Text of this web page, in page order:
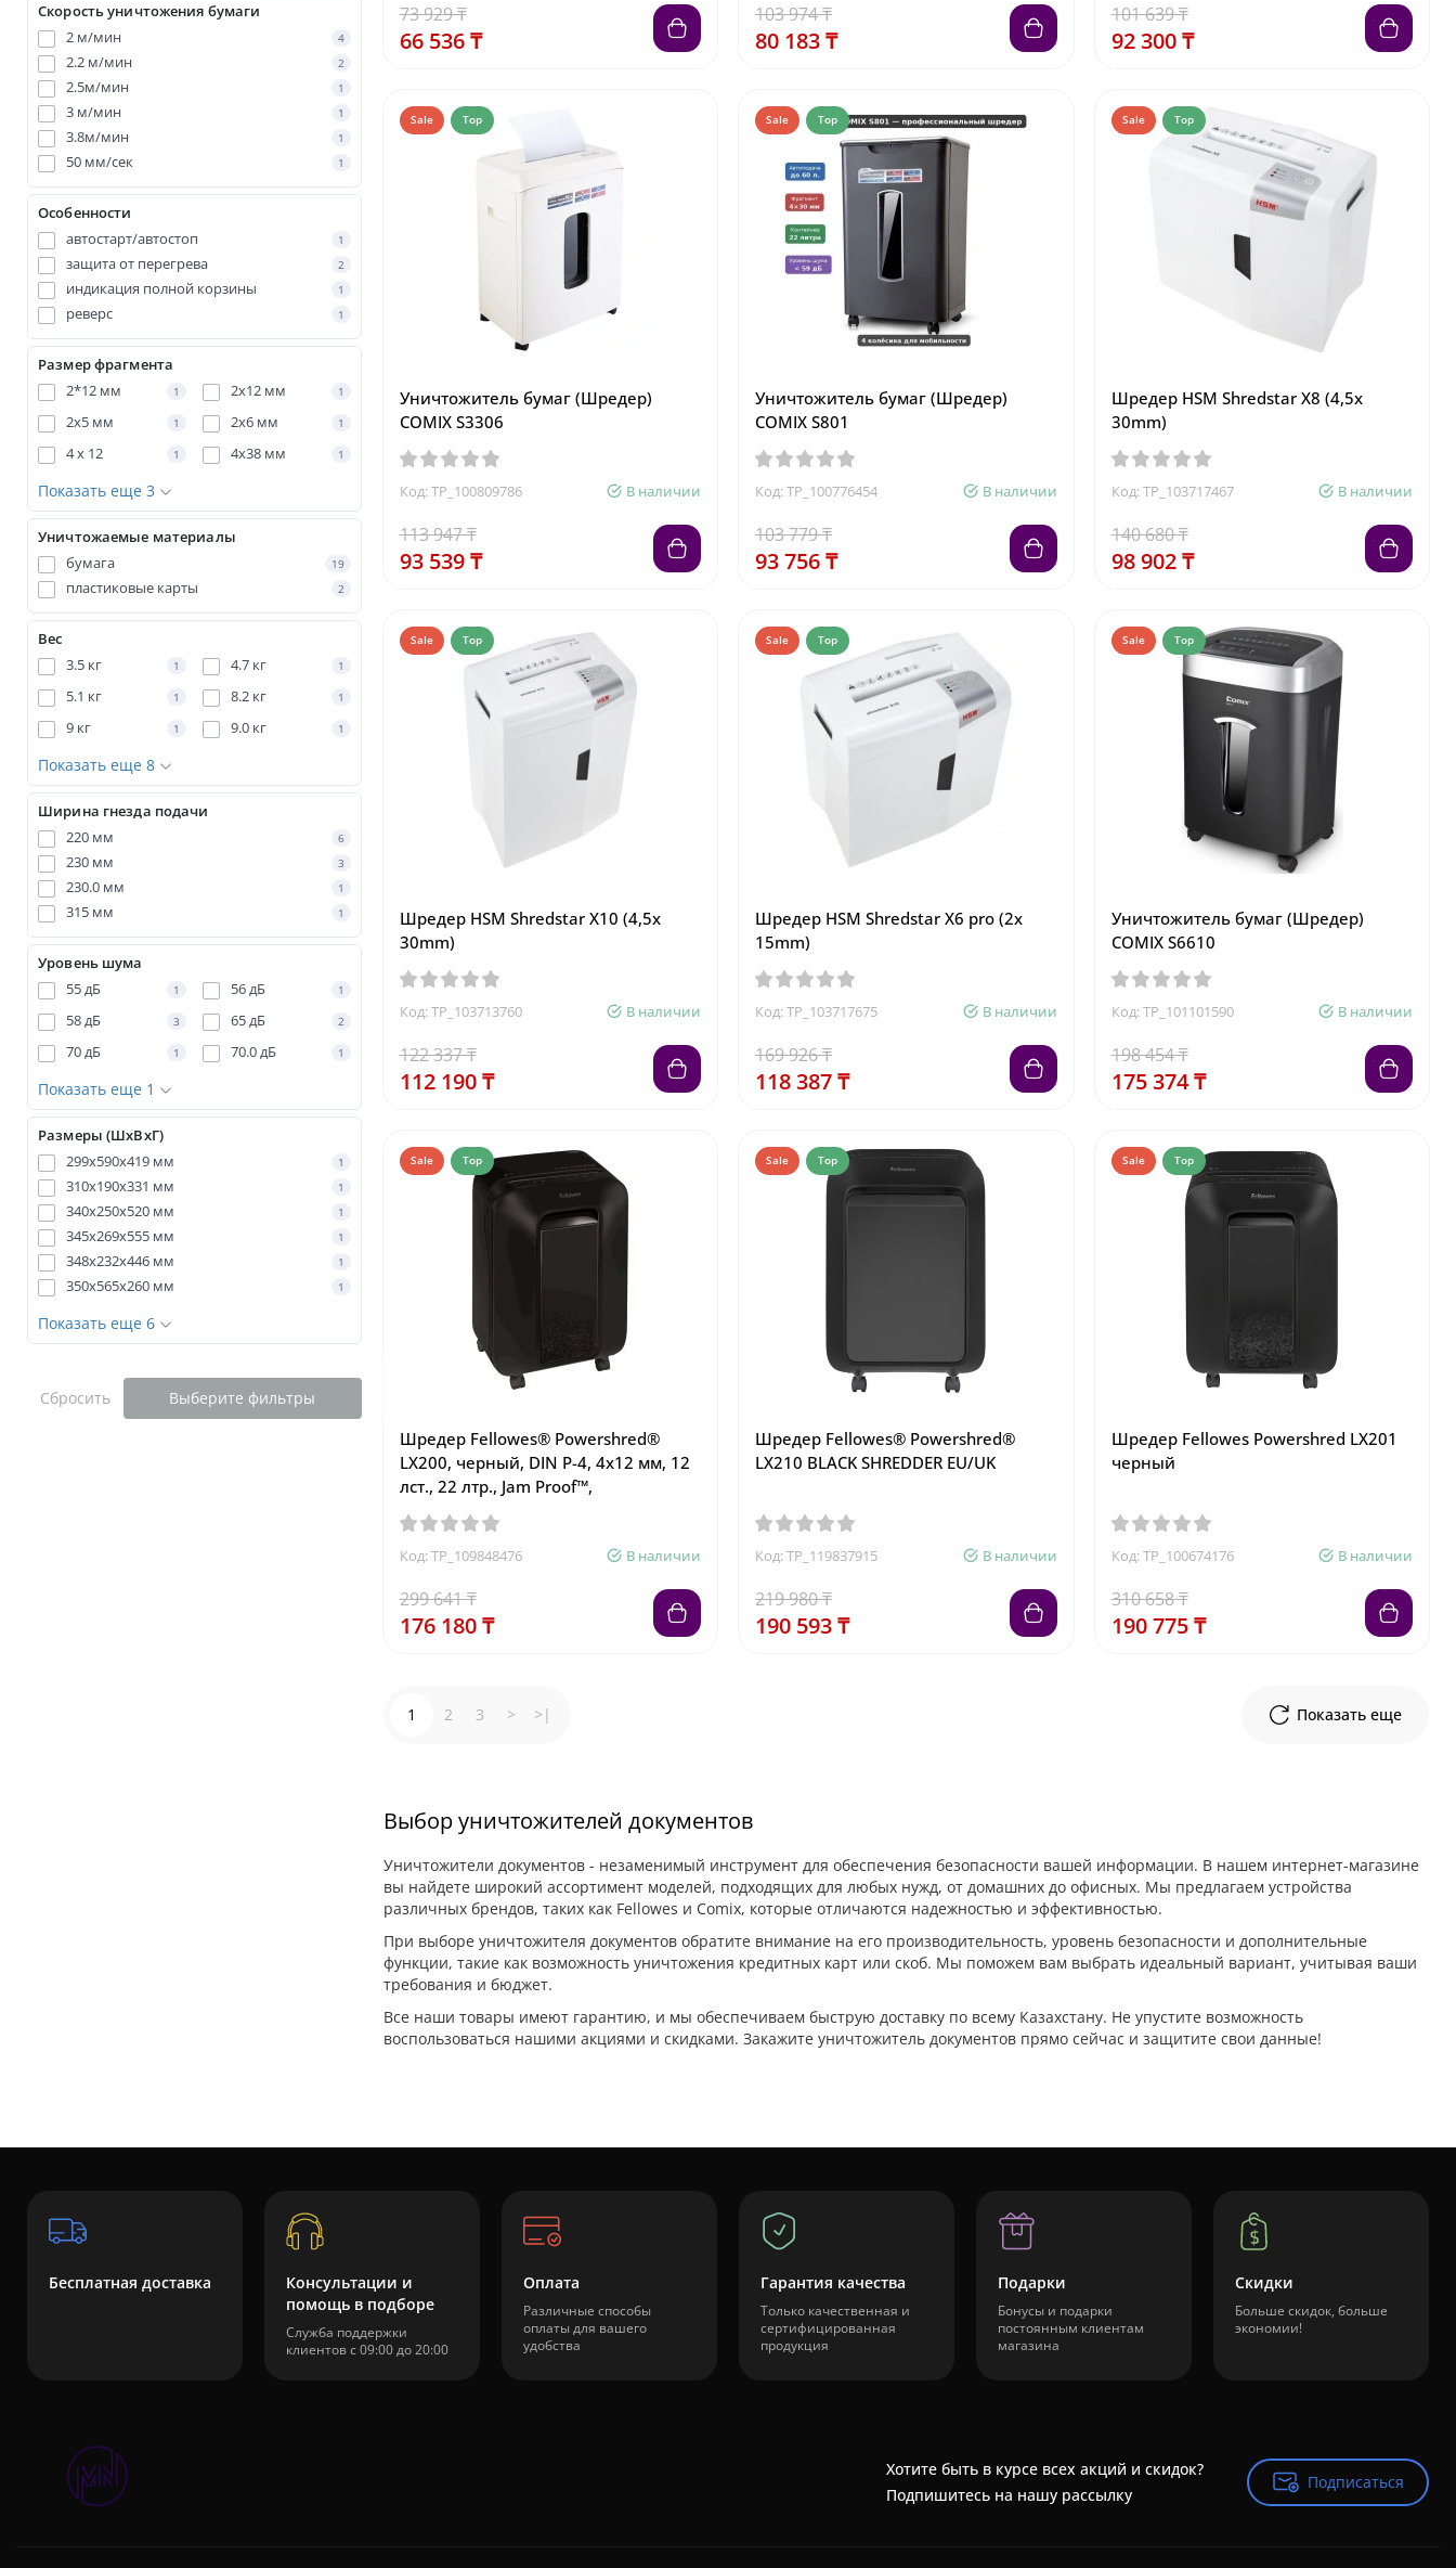
Скорость уничтожения бумаги
2 м/мин
4
2.2 м/мин 2
2.5м/мин 1
3 м/мин 1
3.8м/мин 1
50 мм/сек 1
Особенности
автостарт/автостоп
1
защита от перегрева 2
индикация полной корзины 1
реверс 1
Размер фрагмента
2*12 мм
1 2x12 мм 1
2х5 мм 1 2х6 мм 1
4 x 12 1 4x38 мм 1
Показать еще 3
Уничтожаемые материалы
бумага
19
пластиковые карты 2
Вес
3.5 кг
1 4.7 кг 1
5.1 кг 1 8.2 кг 1
9 кг 1 9.0 кг 1
Показать еще 8
Ширина гнезда подачи
220 мм
6
230 мм 3
230.0 мм 1
315 мм 1
Уровень шума
55 дБ
1 56 дБ 1
58 дБ 3 65 дБ 2
70 дБ 1 70.0 дБ 1
Показать еще 1
Размеры (ШхВхГ)
299x590x419 мм
1
310х190х331 мм 1
340x250x520 мм 1
345x269x555 мм 1
348х232х446 мм 1
350х565х260 мм 1
Показать еще 6
Сбросить Выберите фильтры
73 929 ₸
66 536 ₸
103 974 ₸
80 183 ₸
101 639 ₸
92 300 ₸
Sale Top
Уничтожитель бумаг (Шредер)
COMIX S3306
Код: TP_100809786 В наличии
113 947 ₸
93 539 ₸
Sale Top
Уничтожитель бумаг (Шредер)
COMIX S801
Код: TP_100776454 В наличии
103 779 ₸
93 756 ₸
Sale Top
Шредер HSM Shredstar X8 (4,5x
30mm)
Код: TP_103717467 В наличии
140 680 ₸
98 902 ₸
Sale Top
Шредер HSM Shredstar X10 (4,5x
30mm)
Код: TP_103713760 В наличии
122 337 ₸
112 190 ₸
Sale Top
Шредер HSM Shredstar X6 pro (2x
15mm)
Код: TP_103717675 В наличии
169 926 ₸
118 387 ₸
Sale Top
Уничтожитель бумаг (Шредер)
COMIX S6610
Код: TP_101101590 В наличии
198 454 ₸
175 374 ₸
Sale Top
Шредер Fellowes® Powershred®
LX200, черный, DIN P-4, 4х12 мм, 12
лст., 22 лтр., Jam Proof™,
Код: TP_109848476 В наличии
299 641 ₸
176 180 ₸
Sale Top
Шредер Fellowes® Powershred®
LX210 BLACK SHREDDER EU/UK
Код: TP_119837915 В наличии
219 980 ₸
190 593 ₸
Sale Top
Шредер Fellowes Powershred LX201
черный
Код: TP_100674176 В наличии
310 658 ₸
190 775 ₸
Показать еще
1 2 3 > >|
Выбор уничтожителей документов
Уничтожители документов - незаменимый инструмент для обеспечения безопасности вашей информации. В нашем интернет-магазине
вы найдете широкий ассортимент моделей, подходящих для любых нужд, от домашних до офисных. Мы предлагаем устройства
различных брендов, таких как Fellowes и Comix, которые отличаются надежностью и эффективностью.
При выборе уничтожителя документов обратите внимание на его производительность, уровень безопасности и дополнительные
функции, такие как возможность уничтожения кредитных карт или скоб. Мы поможем вам выбрать идеальный вариант, учитывая ваши
требования и бюджет.
Все наши товары имеют гарантию, и мы обеспечиваем быструю доставку по всему Казахстану. Не упустите возможность
воспользоваться нашими акциями и скидками. Закажите уничтожитель документов прямо сейчас и защитите свои данные!
Бесплатная доставка
Консультации и
помощь в подборе
Служба поддержки
клиентов с 09:00 до 20:00
Оплата
Различные способы
оплаты для вашего
удобства
Гарантия качества
Только качественная и
сертифицированная
продукция
Подарки
Бонусы и подарки
постоянным клиентам
магазина
Скидки
Больше скидок, больше
экономии!
Хотите быть в курсе всех акций и скидок?
Подпишитесь на нашу рассылку
Подписаться
Подписаться